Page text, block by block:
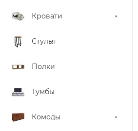
Кровати
Стулья
Полки
Тумбы
Комоды